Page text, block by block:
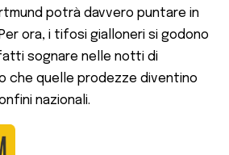
potrà davvero puntare in
ora, i tifosi gialloneri si godono
sognare nelle notti di
che quelle prodezze diventino
nazionali.